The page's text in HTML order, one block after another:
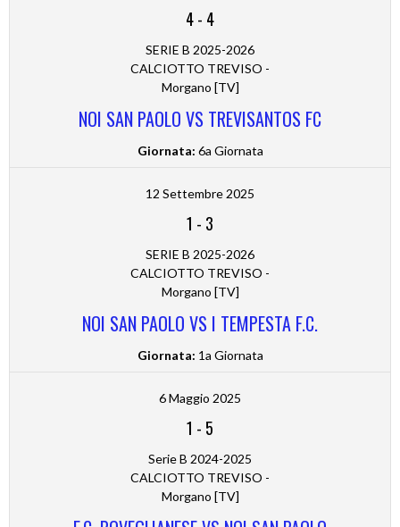
4- 4
SERIE B 2025-2026
CALCIOTTO TREVISO -
Morgano [TV]
NOI SAN PAOLO VS TREVISANTOS FC
Giornata: 6a Giornata
12 Settembre 2025
1 - 3
SERIE B 2025-2026
CALCIOTTO TREVISO -
Morgano [TV]
NOI SAN PAOLO VS I TEMPESTA F.C.
Giornata: 1a Giornata
6 Maggio 2025
1 - 5
Serie B 2024-2025
CALCIOTTO TREVISO -
Morgano [TV]